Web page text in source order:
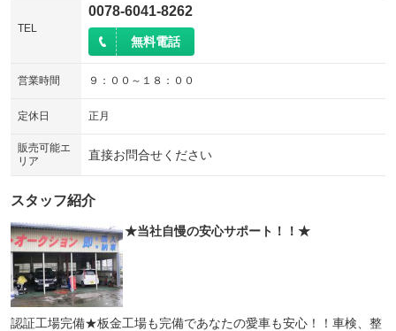
TEL
0078-6041-8262
無料電話
営業時間 ９：００～１８：００
定休日 正月
販売可能エ
リア
直接お問合せください
スタッフ紹介
★当社自慢の安心サポート！！★
認証工場完備★板金工場も完備であなたの愛車も安心！！車検、整